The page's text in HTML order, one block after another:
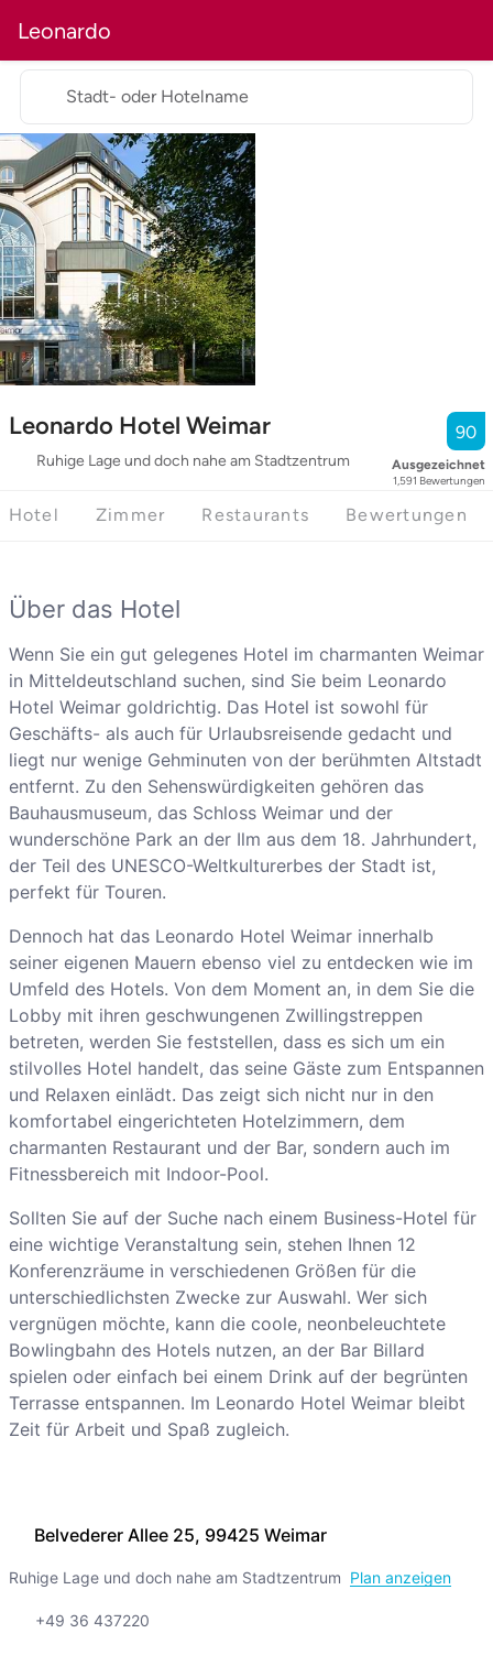
Leonardo
Leonardo Hotel Weimar
Ruhige Lage und doch nahe am Stadtzentrum
90
Ausgezeichnet
1,591 Bewertungen
Stadt- oder Hotelname
Hotel Zimmer Restaurants Bewertungen
Belvederer Allee 25, 99425 Weimar
Ruhige Lage und doch nahe am Stadtzentrum Plan anzeigen
+49 36 437220
Über das Hotel
Wenn Sie ein gut gelegenes Hotel im charmanten Weimar
in Mitteldeutschland suchen, sind Sie beim Leonardo
Hotel Weimar goldrichtig. Das Hotel ist sowohl für
Geschäfts- als auch für Urlaubsreisende gedacht und
liegt nur wenige Gehminuten von der berühmten Altstadt
entfernt. Zu den Sehenswürdigkeiten gehören das
Bauhausmuseum, das Schloss Weimar und der
wunderschöne Park an der Ilm aus dem 18. Jahrhundert,
der Teil des UNESCO-Weltkulturerbes der Stadt ist,
perfekt für Touren.
Dennoch hat das Leonardo Hotel Weimar innerhalb
seiner eigenen Mauern ebenso viel zu entdecken wie im
Umfeld des Hotels. Von dem Moment an, in dem Sie die
Lobby mit ihren geschwungenen Zwillingstreppen
betreten, werden Sie feststellen, dass es sich um ein
stilvolles Hotel handelt, das seine Gäste zum Entspannen
und Relaxen einlädt. Das zeigt sich nicht nur in den
komfortabel eingerichteten Hotelzimmern, dem
charmanten Restaurant und der Bar, sondern auch im
Fitnessbereich mit Indoor-Pool.
Sollten Sie auf der Suche nach einem Business-Hotel für
eine wichtige Veranstaltung sein, stehen Ihnen 12
Konferenzräume in verschiedenen Größen für die
unterschiedlichsten Zwecke zur Auswahl. Wer sich
vergnügen möchte, kann die coole, neonbeleuchtete
Bowlingbahn des Hotels nutzen, an der Bar Billard
spielen oder einfach bei einem Drink auf der begrünten
Terrasse entspannen. Im Leonardo Hotel Weimar bleibt
Zeit für Arbeit und Spaß zugleich.